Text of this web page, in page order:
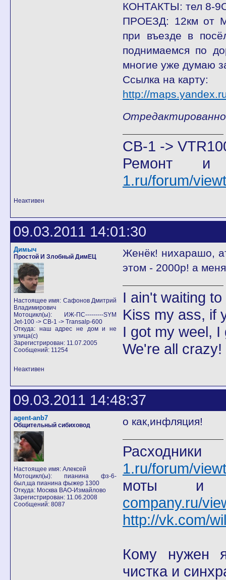
КОНТАКТЫ: тел 8-
ПРОЕЗД: 12км от
при въезде в
поднимаемся по
многие уже думаю
Ссылка на карту:
http://
CB-1 ->
Ремонт и
1.ru/forum/
Неактивен
09.03.2011 14:01:30
Димыч
Простой И Злобный ДимЕЦ
Настоящее имя: Сафонов Дмитрий
Владимирович
Мотоцикл(ы): ИЖ-ПС---------SYM
Jet-100 -> CB-1 -> Transalp-600
Откуда: наш адрес не дом и не
улица(с)
Зарегистрирован: 11.07.2005
Сообщений: 11254
Женёк! нихарашо,
этом - 2000р! а
I ain't waiting
Kiss my ass, if
I got my weel,
We're all
Неактивен
09.03.2011 14:48:37
agent-anb7
Общительный сибиховод
Настоящее имя: Алексей
Мотоцикл(ы): пианина фз-6-
был,ща пианина фыжер 1300
Откуда: Москва ВАО-Измайлово
Зарегистрирован: 11.06.2008
Сообщений: 8087
о как,инфляция!
1.ru/forum/
company.ru/
http://vk.com/
Кому нужен
чистка и